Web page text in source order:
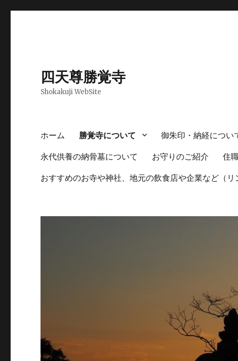
四天尊勝覚寺
Shokakuji WebSite
ホーム 勝覚寺について 御朱印・納経につい
永代供養の納骨墓について
お守りのご紹介 住
おすすめのお寺や神社、地元の飲食店や企業など（リ